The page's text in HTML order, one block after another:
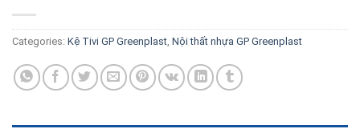
Categories: Kệ Tivi GP Greenplast Nội thất nhựa GP Greenplast